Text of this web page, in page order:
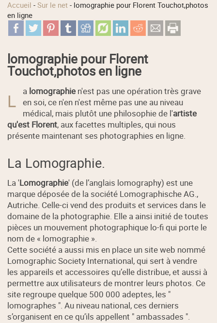
Accueil -Sur le net - lomographie pour Florent Touchot,photos
en ligne
lomographie pour Florent
Touchot,photos en ligne
L a lomographie n'est pas une opération très grave
en soi, ce n'en n'est même pas une au niveau
médical, mais plutôt une philosophie de l'artiste
qu'est Florent, aux facettes multiples, qui nous
présente maintenant ses photographies en ligne.
La Lomographie.
La 'Lomographie' (de l’anglais lomography) est une
marque déposée de la société Lomographische AG.,
Autriche. Celle-ci vend des produits et services dans le
domaine de la photographie. Elle a ainsi initié de toutes
pièces un mouvement photographique lo-fi qui porte le
nom de « lomographie ».
Cette société a aussi mis en place un site web nommé
Lomographic Society International, qui sert à vendre
les appareils et accessoires qu’elle distribue, et aussi à
permettre aux utilisateurs de montrer leurs photos. Ce
site regroupe quelque 500 000 adeptes, les "
lomographes ". Au niveau national, ces derniers
s’organisent en ce qu’ils appellent " ambassades ".